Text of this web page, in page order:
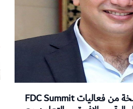
غانا تستضيف أول نسخة من فعاليات FDC Summit